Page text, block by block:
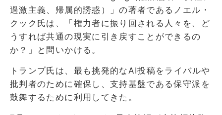
過激主義、帰属的誘惑）」の著者であるノエル・
クック氏は、「権力者に振り回される人々を、ど
うすれば共通の現実に引き戻すことができるの
か？」と問いかける。
トランプ氏は、最も挑発的なAI投稿をライバルや
批判者のために確保し、支持基盤である保守派を
鼓舞するために利用してきた。